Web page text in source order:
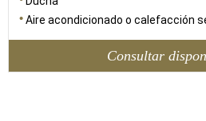
Aire acondicionado o calefacción
Consultar